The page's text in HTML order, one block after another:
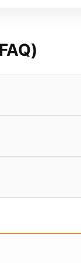
стекла или
либо
из МДФ.